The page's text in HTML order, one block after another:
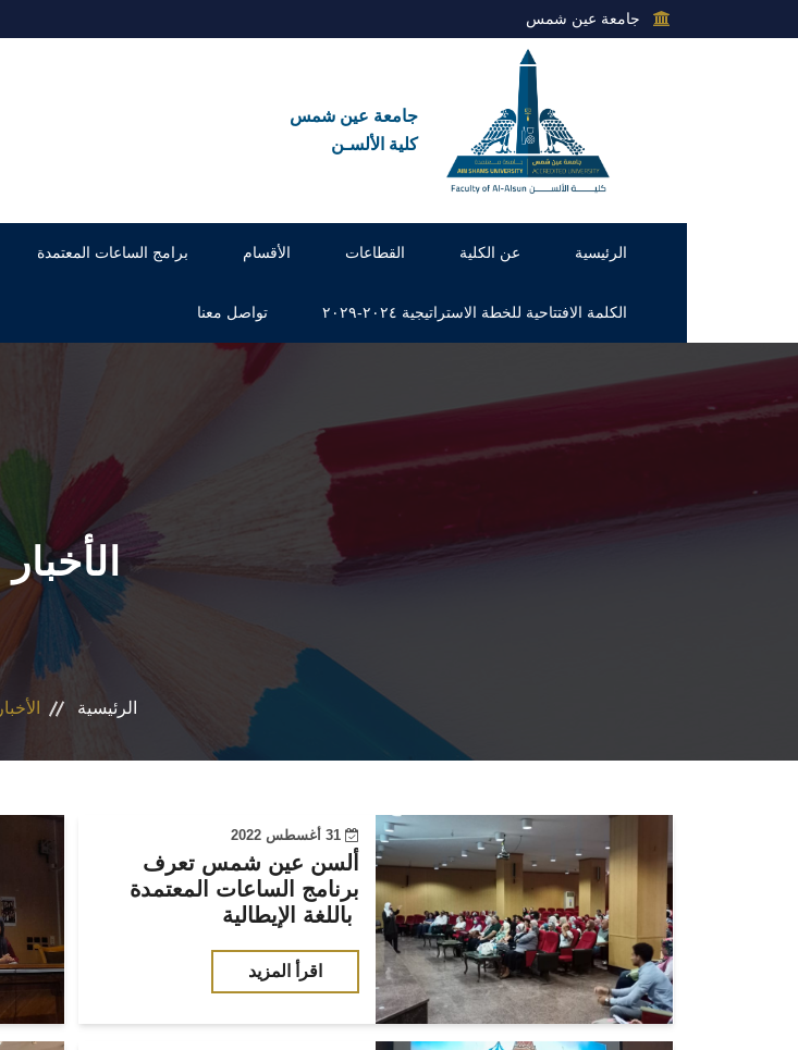
جامعة عين شمس
جامعة عين شمس
كلية الألسـن
الرئيسية عن الكلية القطاعات الأقسام برامج الساعات المعتمدة
الكلمة الافتتاحية للخطة الاستراتيجية ٢٠٢٤-٢٠٢٩ تواصل معنا
الأخبار
الرئيسية الأخبار
31 أغسطس 2022
ألسن عين شمس تعرف
برنامج الساعات المعتمدة
اقرأ المزيد